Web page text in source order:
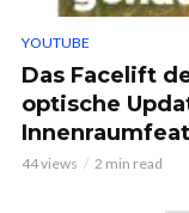
YOUTUBE
Das Facelift
optische
44 views 2 min read